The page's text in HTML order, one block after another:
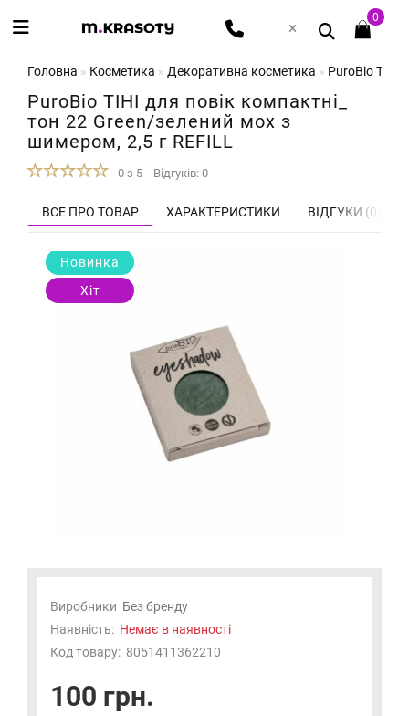
0
Головна Косметика Декоративна косметика PuroBio ТІНІ
PuroBio ТІНІ для повік компактні_
тон 22 Green/зелений мох з
шимером, 2,5 г REFILL
0 з 5 Відгуків: 0
ВСЕ ПРО ТОВАР ХАРАКТЕРИСТИКИ ВІДГУКИ (0)
Новинка
Хіт
Виробники Без бренду
Наявність: Немає в наявності
Код товару: 8051411362210
100 грн.